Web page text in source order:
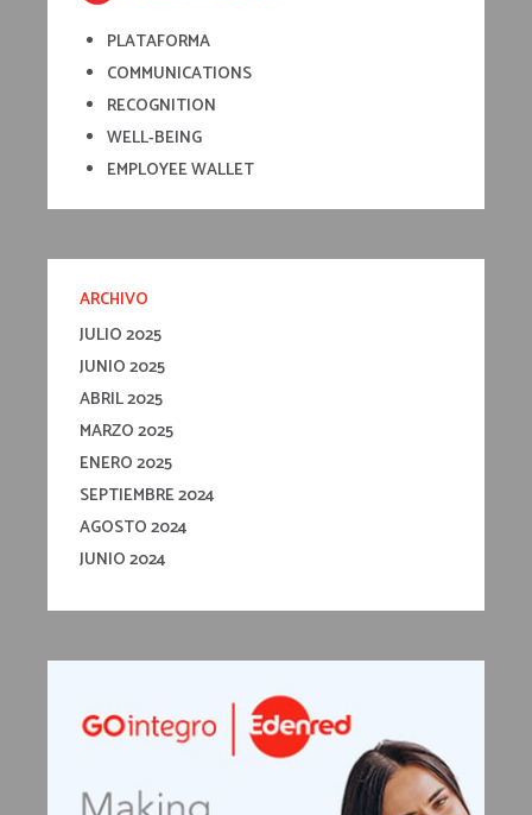
PLATAFORMA
COMMUNICATIONS
RECOGNITION
WELL-BEING
EMPLOYEE WALLET
ARCHIVO
JULIO 2025
JUNIO 2025
ABRIL 2025
MARZO 2025
ENERO 2025
SEPTIEMBRE 2024
AGOSTO 2024
JUNIO 2024